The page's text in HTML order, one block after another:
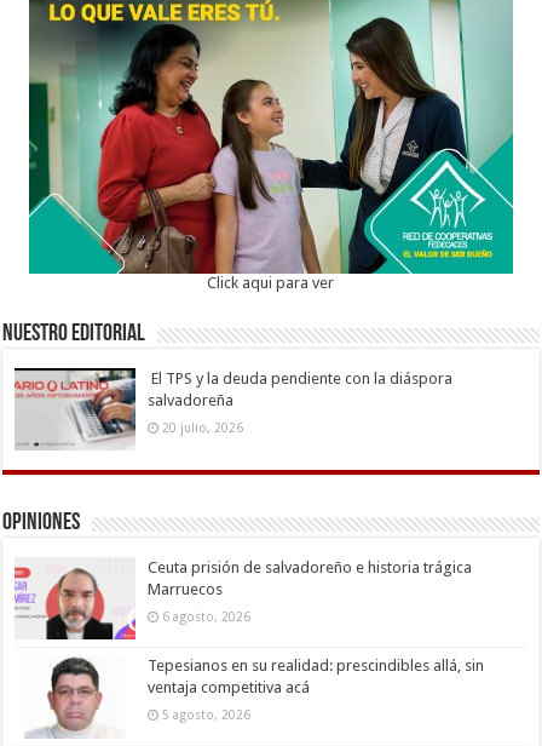
Click aqui para ver
Nuestro Editorial
El TPS y la deuda pendiente con la diáspora
salvadoreña
20 julio, 2026
Opiniones
Ceuta prisión de salvadoreño e historia trágica
Marruecos
6 agosto, 2026
Tepesianos en su realidad: prescindibles allá, sin
ventaja competitiva acá
5 agosto, 2026